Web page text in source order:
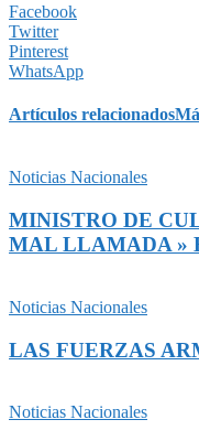
Facebook
Twitter
Pinterest
WhatsApp
Artículos relacionados
Noticias Nacionales
MINISTRO DE
MAL LLAMADA »
Noticias Nacionales
LAS FUERZAS
Noticias Nacionales